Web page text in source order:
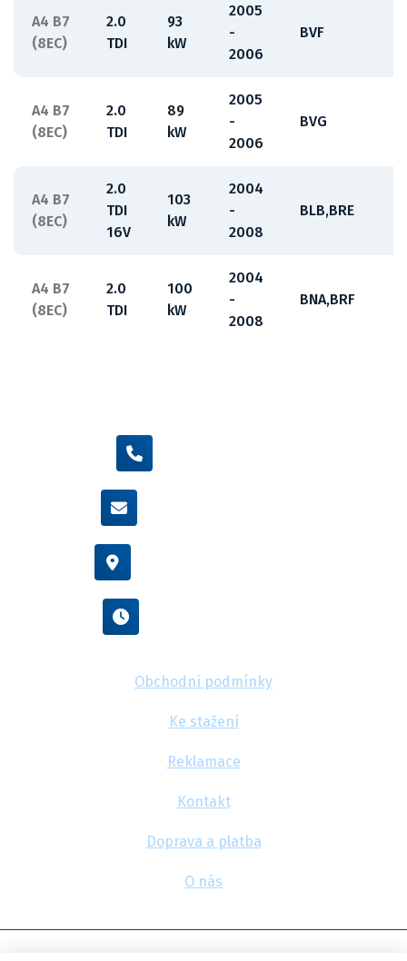
A4 B7
(8EC)
2.0
TDI
93
kW
2005
-
2006
BVF
A4 B7
(8EC)
2.0
TDI
89
kW
2005
-
2006
BVG
A4 B7
(8EC)
2.0
TDI
16V
103
kW
2004
-
2008
BLB,BRE
A4 B7
(8EC)
2.0
TDI
100
kW
2004
-
2008
BNA,BRF
Obchodní podmínky
Ke stažení
Reklamace
Kontakt
Doprava a platba
O nás